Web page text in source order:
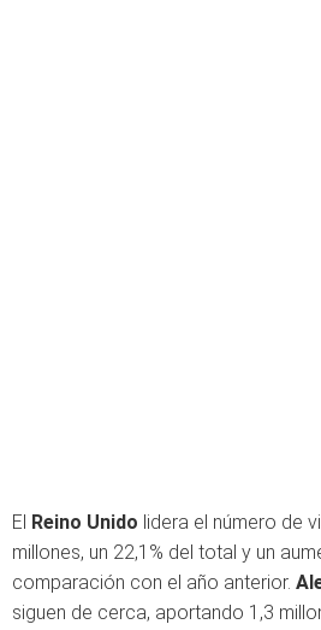
El Reino Unido lidera el número de
millones, un 22,1% del total y un
comparación con el año anterior.
siguen de cerca, aportando 1,3